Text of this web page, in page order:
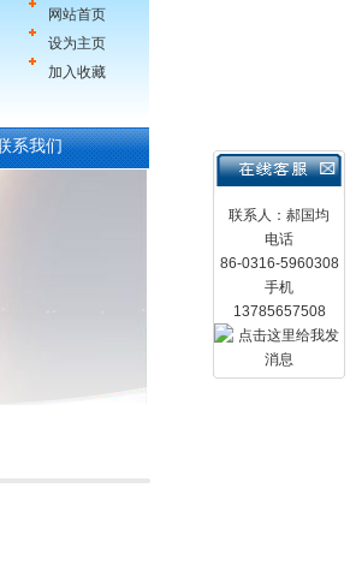
网站首页
设为主页
加入收藏
联系人：郝国均
电话
86-0316-5960308
手机
13785657508
系我们